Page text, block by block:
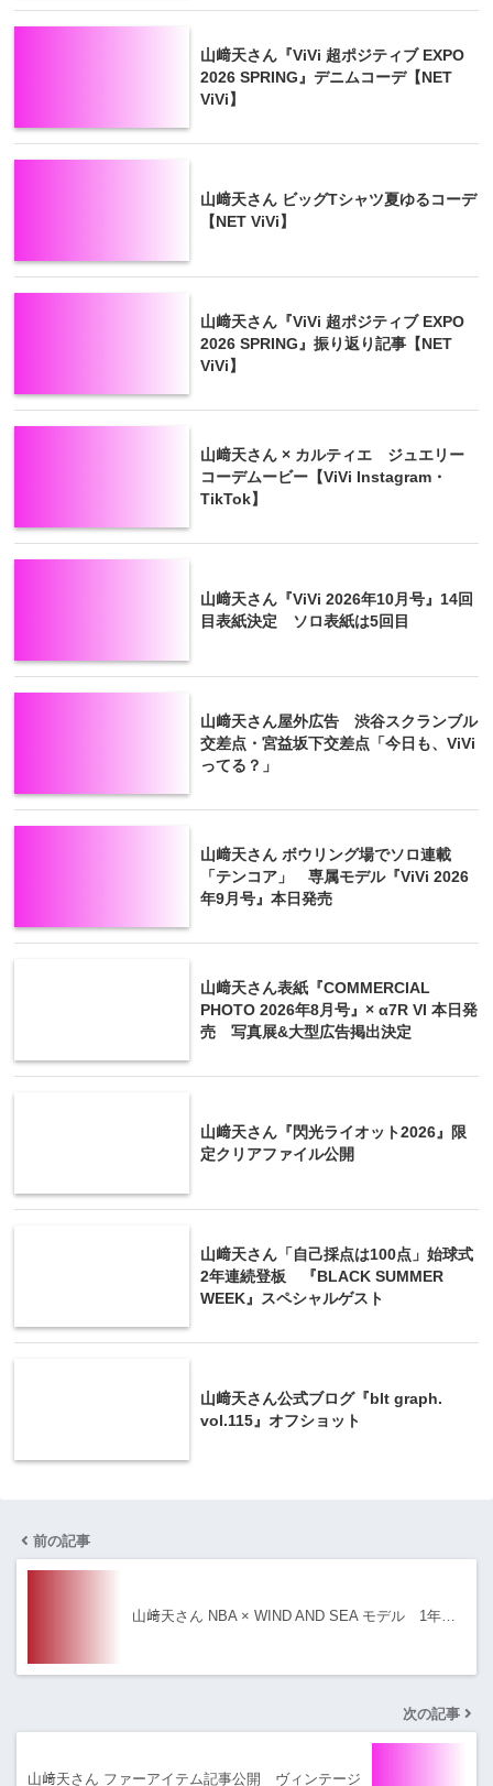
山﨑天さん『ViVi 超ポジティブ EXPO
2026 SPRING』デニムコーデ【NET
ViVi】
山﨑天さん ビッグTシャツ夏ゆるコーデ
【NET ViVi】
山﨑天さん『ViVi 超ポジティブ EXPO
2026 SPRING』振り返り記事【NET
ViVi】
山﨑天さん × カルティエ ジュエリー
コーデムービー【ViVi Instagram・
TikTok】
山﨑天さん『ViVi 2026年10月号』14回
目表紙決定 ソロ表紙は5回目
山﨑天さん屋外広告 渋谷スクランブル
交差点・宮益坂下交差点「今日も、ViVi
ってる？」
山﨑天さん ボウリング場でソロ連載
「テンコア」 専属モデル『ViVi 2026
年9月号』本日発売
山﨑天さん表紙『COMMERCIAL
PHOTO 2026年8月号』× α7R VI 本日発
売 写真展&大型広告掲出決定
山﨑天さん『閃光ライオット2026』限
定クリアファイル公開
山﨑天さん「自己採点は100点」始球式
2年連続登板 『BLACK SUMMER
WEEK』スペシャルゲスト
山﨑天さん公式ブログ『blt graph.
vol.115』オフショット
前の記事
山﨑天さん NBA × WIND AND SEA モデル 1年…
次の記事
山﨑天さん ファーアイテム記事公開 ヴィンテージ